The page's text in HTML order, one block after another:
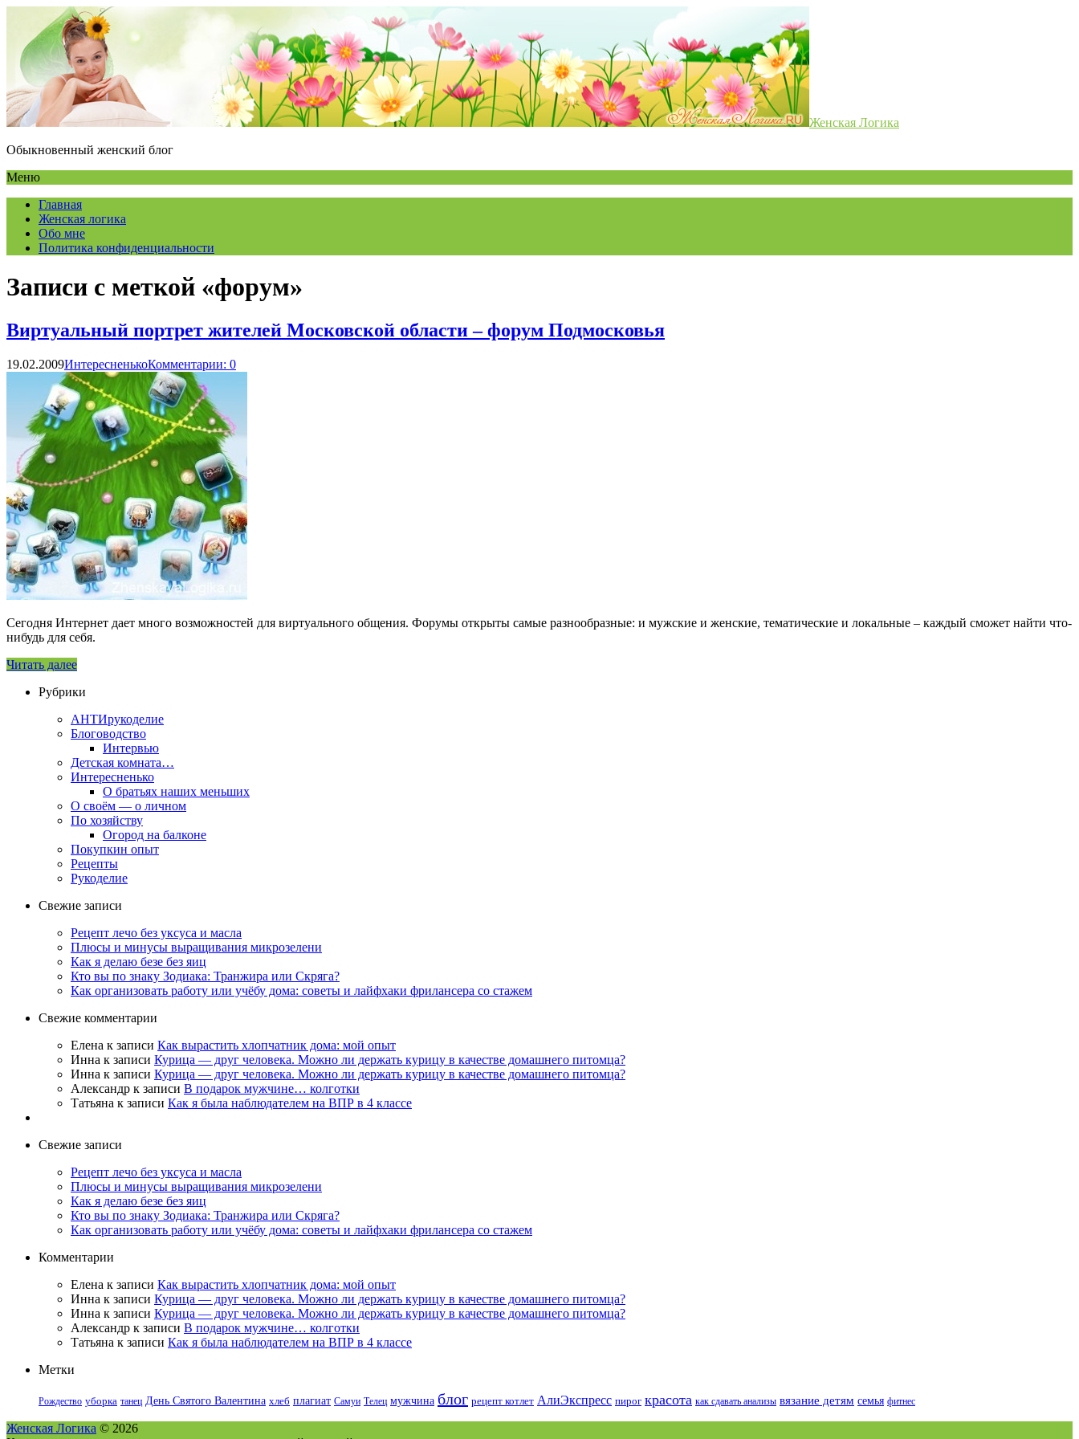
Женская Логика
Обыкновенный женский блог
Меню
Главная
Женская логика
Обо мне
Политика конфиденциальности
Записи с меткой «форум»
Виртуальный портрет жителей Московской области – форум Подмосковья
19.02.2009ИнтересненькоКомментарии: 0
Сегодня Интернет дает много возможностей для виртуального общения. Форумы открыты самые разнообразные: и мужские и женские, тематические и локальные – каждый сможет найти что-
нибудь для себя.
Читать далее
Рубрики
АНТИрукоделие
Блоговодство
Интервью
Детская комната…
Интересненько
О братьях наших меньших
О своём — о личном
По хозяйству
Огород на балконе
Покупкин опыт
Рецепты
Рукоделие
Свежие записи
Рецепт лечо без уксуса и масла
Плюсы и минусы выращивания микрозелени
Как я делаю безе без яиц
Кто вы по знаку Зодиака: Транжира или Скряга?
Как организовать работу или учёбу дома: советы и лайфхаки фрилансера со стажем
Свежие комментарии
Елена к записи Как вырастить хлопчатник дома: мой опыт
Инна к записи Курица — друг человека. Можно ли держать курицу в качестве домашнего питомца?
Инна к записи Курица — друг человека. Можно ли держать курицу в качестве домашнего питомца?
Александр к записи В подарок мужчине… колготки
Татьяна к записи Как я была наблюдателем на ВПР в 4 классе
Свежие записи
Рецепт лечо без уксуса и масла
Плюсы и минусы выращивания микрозелени
Как я делаю безе без яиц
Кто вы по знаку Зодиака: Транжира или Скряга?
Как организовать работу или учёбу дома: советы и лайфхаки фрилансера со стажем
Комментарии
Елена к записи Как вырастить хлопчатник дома: мой опыт
Инна к записи Курица — друг человека. Можно ли держать курицу в качестве домашнего питомца?
Инна к записи Курица — друг человека. Можно ли держать курицу в качестве домашнего питомца?
Александр к записи В подарок мужчине… колготки
Татьяна к записи Как я была наблюдателем на ВПР в 4 классе
Метки
Рождество уборка танец День Святого Валентина хлеб плагиат Самуи Телец мужчина блог рецепт котлет АлиЭкспресс пирог красота как сдавать анализы вязание детям семья фитнес
Женская Логика © 2026